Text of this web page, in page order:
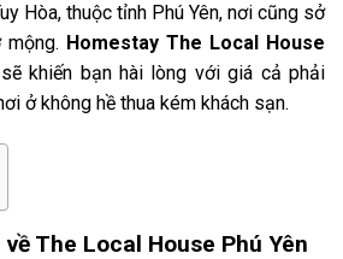
Hòa, thuộc tỉnh Phú Yên, nơi cũng sở
Homestay The Local House
khiến bạn hài lòng với giá cả phải
ở không hề thua kém khách sạn.
The Local House Phú Yên